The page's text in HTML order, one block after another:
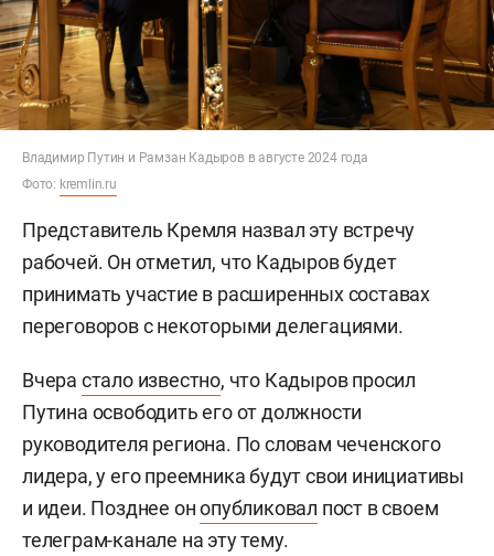
Владимир Путин и Рамзан Кадыров в августе 2024 года
Фото: kremlin.ru
Представитель Кремля назвал эту встречу
рабочей. Он отметил, что Кадыров будет
принимать участие в расширенных составах
переговоров с некоторыми делегациями.
Вчера стало известно, что Кадыров просил
Путина освободить его от должности
руководителя региона. По словам чеченского
лидера, у его преемника будут свои инициативы
и идеи. Позднее онопубликовал пост в своем
телеграм-канале на эту тему.